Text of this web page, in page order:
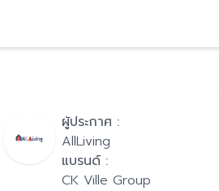
ผู้ประกาศ :
AllLiving
แบรนด์ :
CK Ville Group